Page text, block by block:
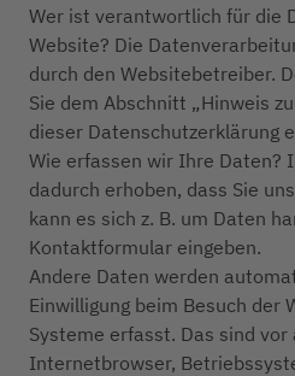
Wer ist verantwortlich für die
Website? Die
durch den Websitebetreiber.
Sie dem Abschnitt „Hinweis
dieser Datenschutzerklärung
Wie erfassen wir Ihre Daten?
dadurch erhoben, dass Sie
kann es sich z. B. um Daten
Kontaktformular eingeben.
Andere Daten werden
Einwilligung beim Besuch der
Systeme erfasst. Das sind
Internetbrowser,